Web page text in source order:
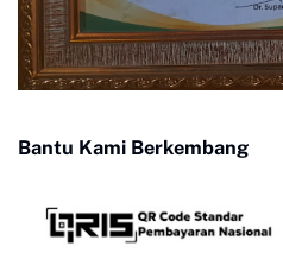
Bantu Kami Berkembang